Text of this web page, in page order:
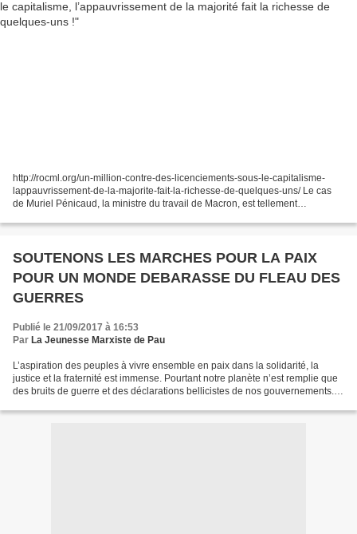
http://rocml.org/un-million-contre-des-licenciements-sous-le-capitalisme-
lappauvrissement-de-la-majorite-fait-la-richesse-de-quelques-uns/ Le cas
de Muriel Pénicaud, la ministre du travail de Macron, est tellement
SOUTENONS LES MARCHES POUR LA PAIX
POUR UN MONDE DEBARASSE DU FLEAU DES
GUERRES
Publié le 21/09/2017 à 16:53
Par La Jeunesse Marxiste de Pau
L’aspiration des peuples à vivre ensemble en paix dans la solidarité, la
justice et la fraternité est immense. Pourtant notre planète n’est remplie que
des bruits de guerre et des déclarations bellicistes de nos gouvernements.